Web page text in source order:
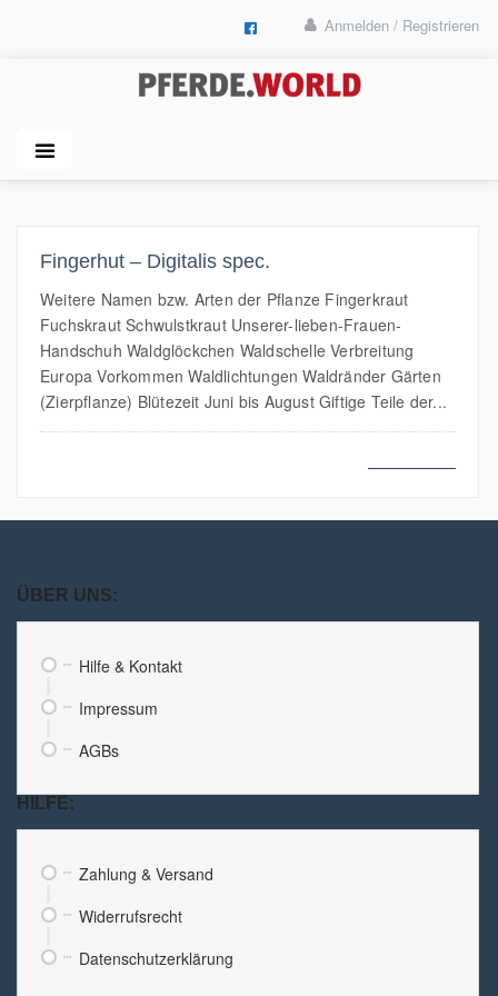
Anmelden / Registrieren
Fingerhut – Digitalis spec.
Weitere Namen bzw. Arten der Pflanze Fingerkraut
Fuchskraut Schwulstkraut Unserer-lieben-Frauen-
Handschuh Waldglöckchen Waldschelle Verbreitung
Europa Vorkommen Waldlichtungen Waldränder Gärten
(Zierpflanze) Blütezeit Juni bis August Giftige Teile der...
ÜBER UNS:
Hilfe & Kontakt
Impressum
AGBs
HILFE:
Zahlung & Versand
Widerrufsrecht
Datenschutzerklärung